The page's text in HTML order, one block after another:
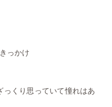
っかけ
っくり思っていて憧れはあ